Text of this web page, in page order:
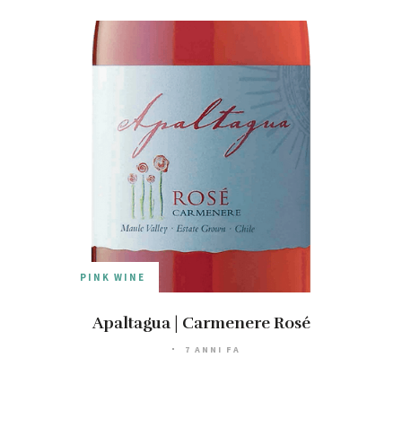
PINK WINE
Apaltagua | Carmenere Rosé
7 ANNI FA